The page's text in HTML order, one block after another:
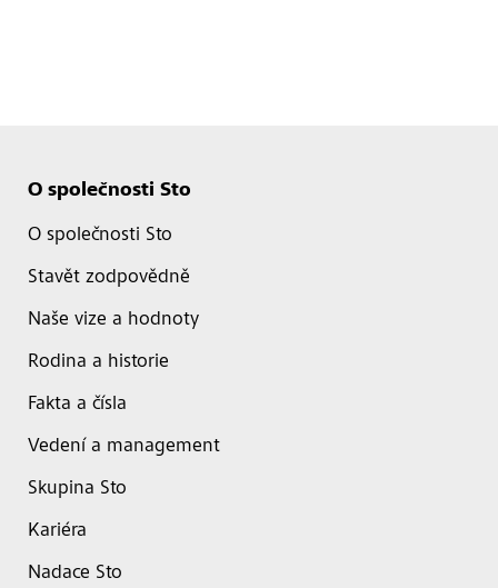
O společnosti Sto
O společnosti Sto
Stavět zodpovědně
Naše vize a hodnoty
Rodina a historie
Fakta a čísla
Vedení a management
Skupina Sto
Kariéra
Nadace Sto